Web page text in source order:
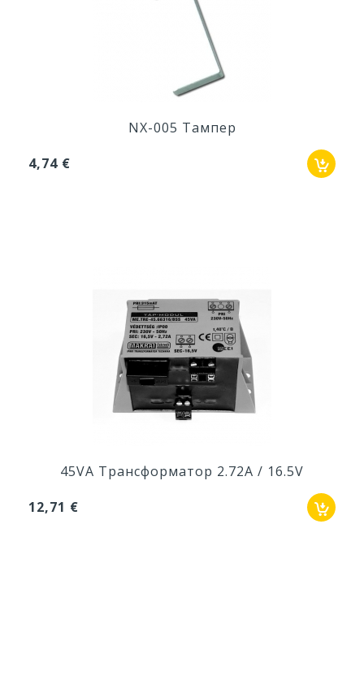
NX-005 Тампер
4,74 €
45VA Трансформатор 2.72A / 16.5V
12,71 €